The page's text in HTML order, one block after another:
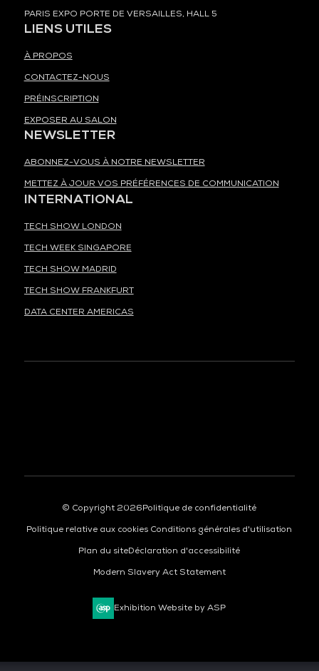
PARIS EXPO PORTE DE VERSAILLES, HALL 5
LIENS UTILES
À PROPOS
CONTACTEZ-NOUS
PRÉINSCRIPTION
EXPOSER AU SALON
NEWSLETTER
ABONNEZ-VOUS À NOTRE NEWSLETTER
METTEZ À JOUR VOS PRÉFÉRENCES DE COMMUNICATION
INTERNATIONAL
TECH SHOW LONDON
TECH WEEK SINGAPORE
TECH SHOW MADRID
TECH SHOW FRANKFURT
DATA CENTER AMERICAS
© Copyright 2026Politique de confidentialité
Politique relative aux cookies Conditions générales d'utilisation
Plan du siteDéclaration d'accessibilité
Modern Slavery Act Statement
Exhibition Website by ASP